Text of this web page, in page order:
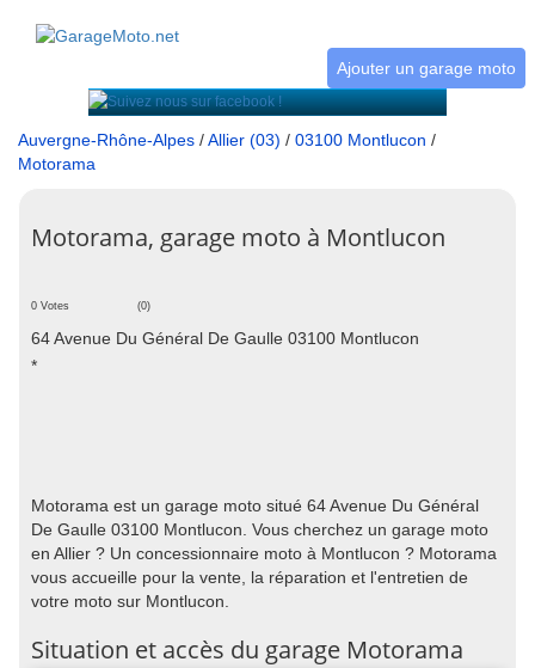
Ajouter un garage moto
Auvergne-Rhône-Alpes /Allier (03) / 03100 Montlucon /
Motorama
Motorama, garage moto à Montlucon
0 Votes (0)
64 Avenue Du Général De Gaulle 03100 Montlucon
*
Motorama est un garage moto situé 64 Avenue Du Général
De Gaulle 03100 Montlucon. Vous cherchez un garage moto
en Allier ? Un concessionnaire moto à Montlucon ? Motorama
vous accueille pour la vente, la réparation et l'entretien de
votre moto sur Montlucon.
Situation et accès du garage Motorama